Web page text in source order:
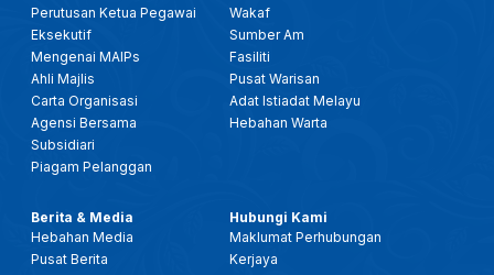
Perutusan Ketua Pegawai
Eksekutif
Mengenai MAIPs
Ahli Majlis
Carta Organisasi
Agensi Bersama
Subsidiari
Piagam Pelanggan
Wakaf
Sumber Am
Fasiliti
Pusat Warisan
Adat Istiadat Melayu
Hebahan Warta
Berita & Media
Hebahan Media
Pusat Berita
Hubungi Kami
Maklumat Perhubungan
Kerjaya